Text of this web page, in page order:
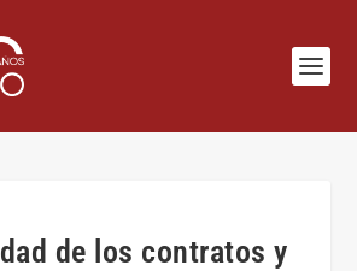
de los contratos y